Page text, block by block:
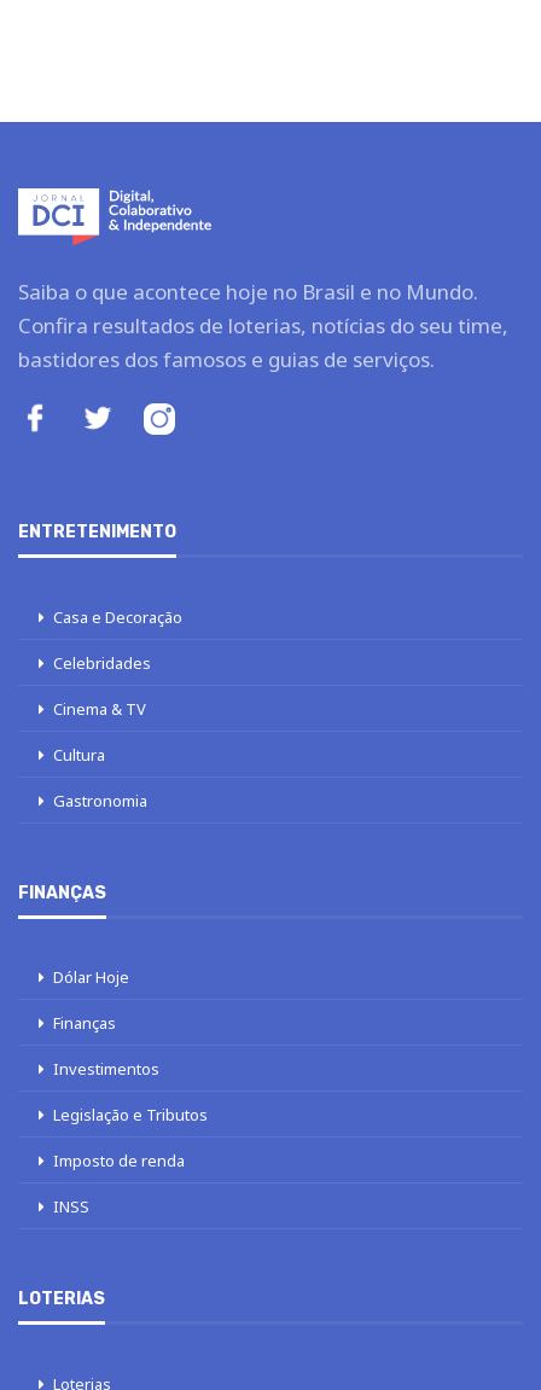
Saiba o que acontece hoje no Brasil e no Mundo.
Confira resultados de loterias, notícias do seu time,
bastidores dos famosos e guias de serviços.
ENTRETENIMENTO
Casa e Decoração
Celebridades
Cinema & TV
Cultura
Gastronomia
FINANÇAS
Dólar Hoje
Finanças
Investimentos
Legislação e Tributos
Imposto de renda
INSS
LOTERIAS
Loterias